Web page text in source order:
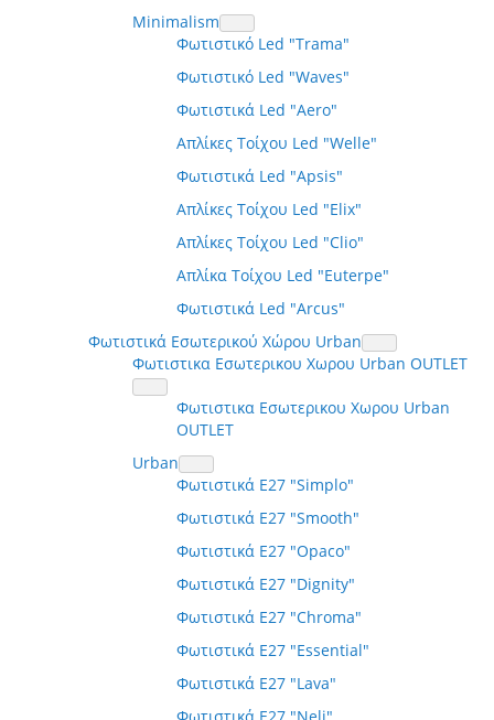
Minimalism
Φωτιστικό Led "Trama"
Φωτιστικό Led "Waves"
Φωτιστικά Led "Aero"
Απλίκες Τοίχου Led "Welle"
Φωτιστικά Led "Apsis"
Απλίκες Τοίχου Led "Elix"
Απλίκες Τοίχου Led "Clio"
Απλίκα Τοίχου Led "Euterpe"
Φωτιστικά Led "Arcus"
Φωτιστικά Εσωτερικού Χώρου Urban
Φωτιστικα Εσωτερικου Χωρου Urban OUTLET
Φωτιστικα Εσωτερικου Χωρου Urban
OUTLET
Urban
Φωτιστικά E27 "Simplo"
Φωτιστικά E27 "Smooth"
Φωτιστικά E27 "Opaco"
Φωτιστικά E27 "Dignity"
Φωτιστικά E27 "Chroma"
Φωτιστικά E27 "Essential"
Φωτιστικά E27 "Lava"